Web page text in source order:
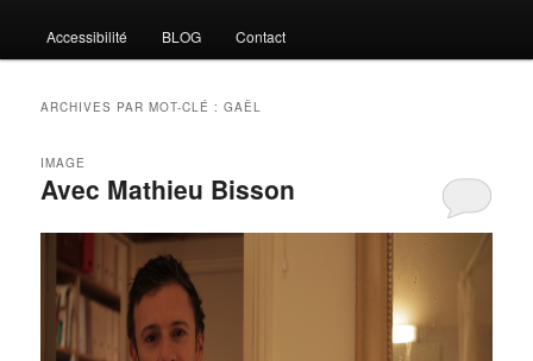
Accessibilité BLOG Contact
ARCHIVES PAR MOT-CLÉ :GAËL
Avec Mathieu Bisson
IMAGE